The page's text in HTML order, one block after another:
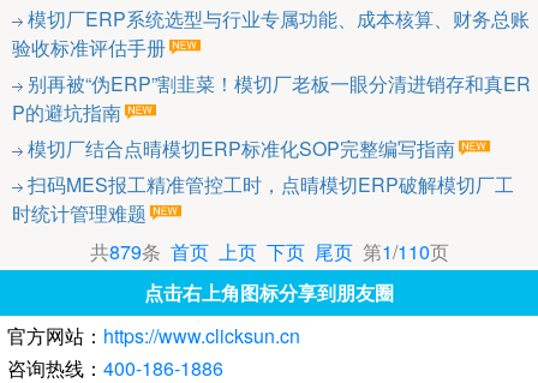
模切厂ERP系统选型与行业专属功能、成本核算、财务总账
验收标准评估手册
别再被“伪ERP”割韭菜！模切厂老板一眼分清进销存和真ER
P的避坑指南
模切厂结合点晴模切ERP标准化SOP完整编写指南
扫码MES报工精准管控工时，点晴模切ERP破解模切厂工
时统计管理难题
共879条 首页 上页 下页 尾页第1/110页
点击右上角图标分享到朋友圈
官方网站： https://www.clicksun.cn
咨询热线： 400-186-1886